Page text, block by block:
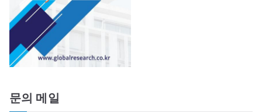
문의 메일